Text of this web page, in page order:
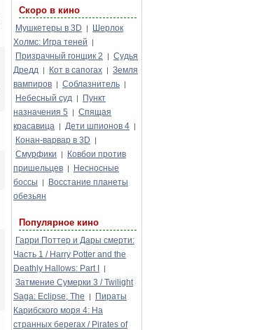
Скоро в кино
Мушкетеры в 3D |
Шерлок
Холмс: Игра теней
|
Призрачный гонщик 2 | Судья
Дредд | Кот в сапогах | Земля
вампиров | Соблазнитель |
Небесный суд |
Пункт
назначения 5
| Спящая
красавица | Дети шпионов 4 |
Конан-варвар в 3D |
Смурфики |
Ковбои против
пришельцев |
Несносные
боссы
|
Восстание планеты
обезьян
Популярное кино
Гарри Поттер и Дары смерти:
Часть 1 / Harry Potter and the
Deathly Hallows: Part I
|
Затмение Сумерки 3 / Twilight
Saga: Eclipse, The
|
Пираты
Карибского моря 4: На
странных берегах / Pirates of